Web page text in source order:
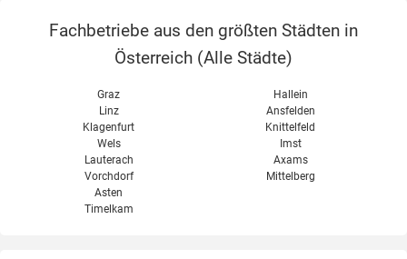
Fachbetriebe aus den größten Städten in
Österreich (Alle Städte)
Graz
Linz
Klagenfurt
Wels
Hallein
Ansfelden
Knittelfeld
Imst
Lauterach
Vorchdorf
Asten
Timelkam
Axams
Mittelberg